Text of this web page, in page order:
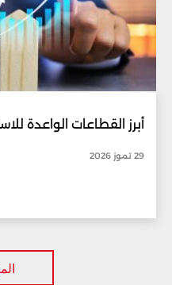
أبرز القطاعات الواعدة
29 تموز 2026